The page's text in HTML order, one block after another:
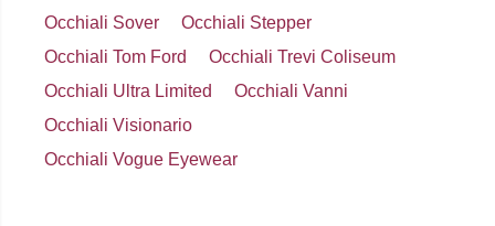
Occhiali Sover
Occhiali Stepper
Occhiali Tom Ford
Occhiali Trevi Coliseum
Occhiali Ultra Limited
Occhiali Vanni
Occhiali Visionario
Occhiali Vogue Eyewear